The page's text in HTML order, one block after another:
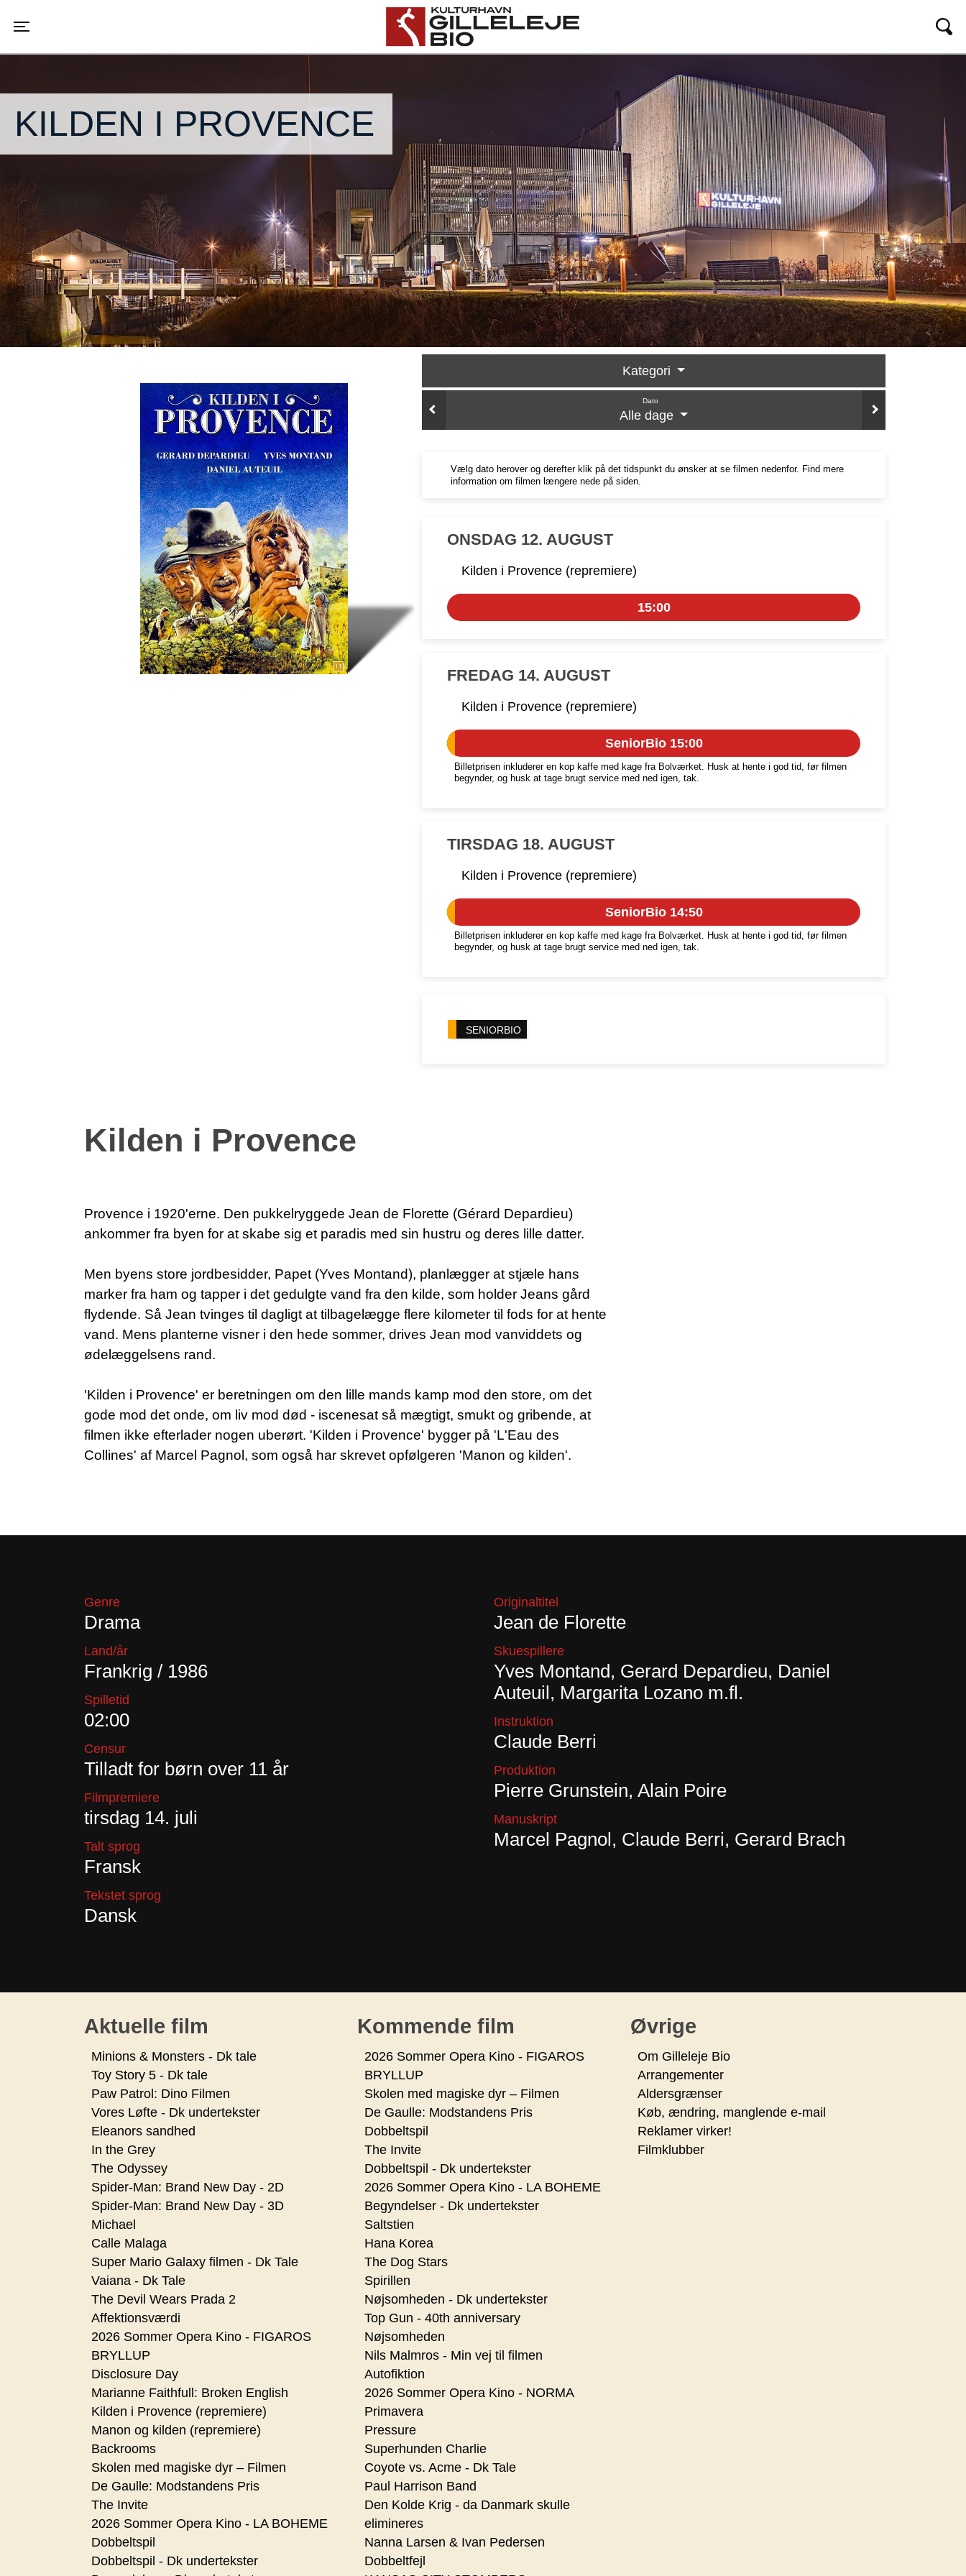
Gilleleje Bio
KILDEN I PROVENCE
Kategori
Dato
Alle dage
Vælg dato herover og derefter klik på det tidspunkt du ønsker at se filmen nedenfor. Find mere
information om filmen længere nede på siden.
ONSDAG 12. AUGUST
Kilden i Provence (repremiere)
15:00
FREDAG 14. AUGUST
Kilden i Provence (repremiere)
SeniorBio 15:00
Billetprisen inkluderer en kop kaffe med kage fra Bolværket. Husk at hente i god tid, før filmen
begynder, og husk at tage brugt service med ned igen, tak.
TIRSDAG 18. AUGUST
Kilden i Provence (repremiere)
SeniorBio 14:50
Billetprisen inkluderer en kop kaffe med kage fra Bolværket. Husk at hente i god tid, før filmen
begynder, og husk at tage brugt service med ned igen, tak.
SENIORBIO
Kilden i Provence
Provence i 1920'erne. Den pukkelryggede Jean de Florette (Gérard Depardieu)
ankommer fra byen for at skabe sig et paradis med sin hustru og deres lille datter.
Men byens store jordbesidder, Papet (Yves Montand), planlægger at stjæle hans
marker fra ham og tapper i det gedulgte vand fra den kilde, som holder Jeans gård
flydende. Så Jean tvinges til dagligt at tilbagelægge flere kilometer til fods for at hente
vand. Mens planterne visner i den hede sommer, drives Jean mod vanviddets og
ødelæggelsens rand.
'Kilden i Provence' er beretningen om den lille mands kamp mod den store, om det
gode mod det onde, om liv mod død - iscenesat så mægtigt, smukt og gribende, at
filmen ikke efterlader nogen uberørt. 'Kilden i Provence' bygger på 'L'Eau des
Collines' af Marcel Pagnol, som også har skrevet opfølgeren 'Manon og kilden'.
Genre
Drama
Land/år
Frankrig / 1986
Spilletid
02:00
Censur
Tilladt for børn over 11 år
Filmpremiere
tirsdag 14. juli
Talt sprog
Fransk
Tekstet sprog
Dansk
Originaltitel
Jean de Florette
Skuespillere
Yves Montand, Gerard Depardieu, Daniel
Auteuil, Margarita Lozano m.fl.
Instruktion
Claude Berri
Produktion
Pierre Grunstein, Alain Poire
Manuskript
Marcel Pagnol, Claude Berri, Gerard Brach
Aktuelle film
Minions & Monsters - Dk tale
Toy Story 5 - Dk tale
Paw Patrol: Dino Filmen
Vores Løfte - Dk undertekster
Eleanors sandhed
In the Grey
The Odyssey
Spider-Man: Brand New Day - 2D
Spider-Man: Brand New Day - 3D
Michael
Calle Malaga
Super Mario Galaxy filmen - Dk Tale
Vaiana - Dk Tale
The Devil Wears Prada 2
Affektionsværdi
2026 Sommer Opera Kino - FIGAROS
BRYLLUP
Disclosure Day
Marianne Faithfull: Broken English
Kilden i Provence (repremiere)
Manon og kilden (repremiere)
Backrooms
Skolen med magiske dyr – Filmen
De Gaulle: Modstandens Pris
The Invite
2026 Sommer Opera Kino - LA BOHEME
Dobbeltspil
Dobbeltspil - Dk undertekster
Kommende film
2026 Sommer Opera Kino - FIGAROS
BRYLLUP
Skolen med magiske dyr – Filmen
De Gaulle: Modstandens Pris
Dobbeltspil
The Invite
Dobbeltspil - Dk undertekster
2026 Sommer Opera Kino - LA BOHEME
Begyndelser - Dk undertekster
Saltstien
Hana Korea
The Dog Stars
Spirillen
Nøjsomheden - Dk undertekster
Top Gun - 40th anniversary
Nøjsomheden
Nils Malmros - Min vej til filmen
Autofiktion
2026 Sommer Opera Kino - NORMA
Primavera
Pressure
Superhunden Charlie
Coyote vs. Acme - Dk Tale
Paul Harrison Band
Den Kolde Krig - da Danmark skulle
elimineres
Nanna Larsen & Ivan Pedersen
Dobbeltfejl
Øvrige
Om Gilleleje Bio
Arrangementer
Aldersgrænser
Køb, ændring, manglende e-mail
Reklamer virker!
Filmklubber